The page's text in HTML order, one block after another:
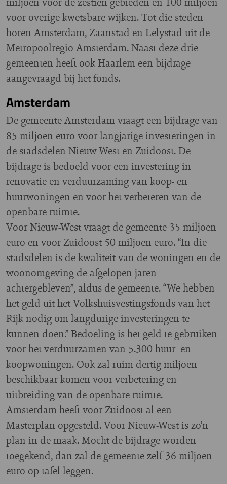
voor overige kwetsbare wijken. Tot die steden
horen Amsterdam, Zaanstad en Lelystad uit de
Metropoolregio Amsterdam. Naast deze drie
gemeenten heeft ook Haarlem een bijdrage
aangevraagd bij het fonds.
Amsterdam
De gemeente Amsterdam vraagt een bijdrage van
85 miljoen euro voor langjarige investeringen in
de stadsdelen Nieuw-West en Zuidoost. De
bijdrage is bedoeld voor een investering in
renovatie en verduurzaming van koop- en
huurwoningen en voor het verbeteren van de
openbare ruimte.
Voor Nieuw-West vraagt de gemeente 35 miljoen
euro en voor Zuidoost 50 miljoen euro. “In die
stadsdelen is de kwaliteit van de woningen en de
woonomgeving de afgelopen jaren
achtergebleven”, aldus de gemeente. “We hebben
het geld uit het Volkshuisvestingsfonds van het
Rijk nodig om langdurige investeringen te
kunnen doen.” Bedoeling is het geld te gebruiken
voor het verduurzamen van 5.300 huur- en
koopwoningen. Ook zal ruim dertig miljoen
beschikbaar komen voor verbetering en
uitbreiding van de openbare ruimte.
Amsterdam heeft voor Zuidoost al een
Masterplan opgesteld. Voor Nieuw-West is zo’n
plan in de maak. Mocht de bijdrage worden
toegekend, dan zal de gemeente zelf 36 miljoen
euro op tafel leggen.